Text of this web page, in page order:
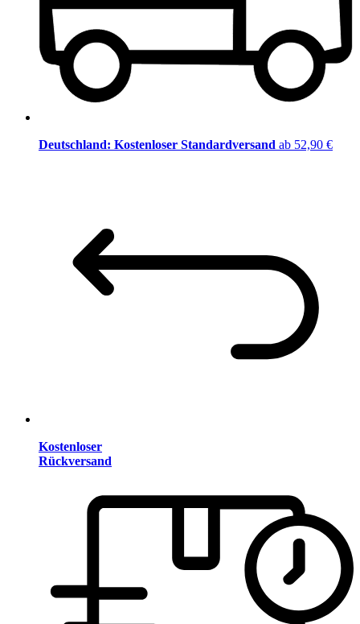
Deutschland: Kostenloser Standardversand ab 52,90 €
Kostenloser
Rückversand